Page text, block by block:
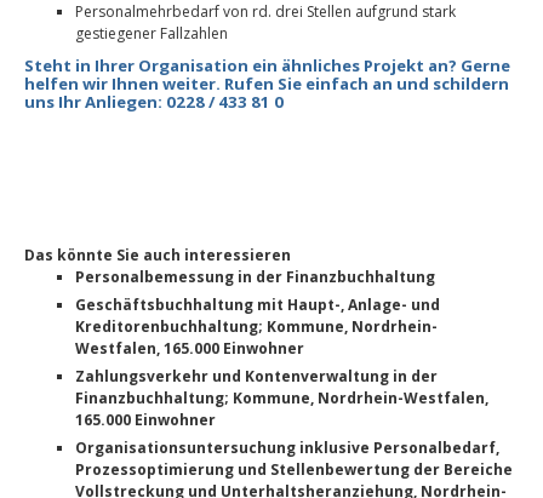
Personalmehrbedarf von rd. drei Stellen aufgrund stark
gestiegener Fallzahlen
Steht in Ihrer Organisation ein ähnliches Projekt an? Gerne
helfen wir Ihnen weiter. Rufen Sie einfach an und schildern
uns Ihr Anliegen: 0228 / 433 81 0
Das könnte Sie auch interessieren
Personalbemessung in der Finanzbuchhaltung
Geschäftsbuchhaltung mit Haupt-, Anlage- und
Kreditorenbuchhaltung; Kommune, Nordrhein-
Westfalen, 165.000 Einwohner
Zahlungsverkehr und Kontenverwaltung in der
Finanzbuchhaltung; Kommune, Nordrhein-Westfalen,
165.000 Einwohner
Organisationsuntersuchung inklusive Personalbedarf,
Prozessoptimierung und Stellenbewertung der Bereiche
Vollstreckung und Unterhaltsheranziehung, Nordrhein-